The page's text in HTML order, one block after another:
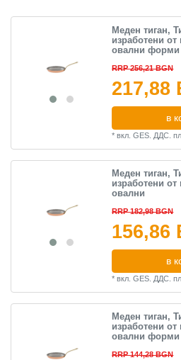
Меден тиган,
изработени
овални форми
RRP 256,21 BGN
217,88
в
*вкл. GES. ДДС.
Меден тиган,
изработени
овални
RRP 182,98 BGN
156,86
в
*вкл. GES. ДДС.
Меден тиган,
изработени
овални форми
RRP 144,28 BGN